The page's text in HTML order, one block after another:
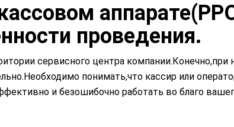
проведения.
сервисного центра
понимать,что кассир или
и безошибочно работать во благо